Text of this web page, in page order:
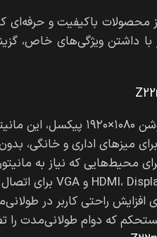
داشتن ویژگی‌های خاص،
و رنگ‌های زنده نمایش می‌دهد.
میزهای اداری و خانگی،
محیط‌هایی که نیاز به
افزایش راحتی کاربر در
که دوام طولانی‌مدت